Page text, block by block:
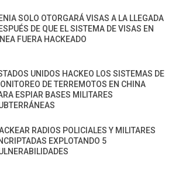
SOLO OTORGARÁ VISAS A LA LLEGADA
DE QUE EL SISTEMA DE VISAS EN
FUERA HACKEADO
UNIDOS HACKEO LOS SISTEMAS DE
DE TERREMOTOS EN CHINA
ESPIAR BASES MILITARES
RADIOS POLICIALES Y MILITARES
EXPLOTANDO 5